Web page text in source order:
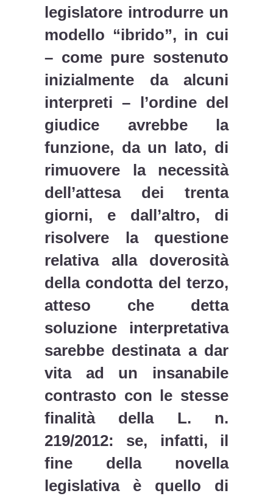
legislatore introdurre un
modello “ibrido”, in cui
– come pure sostenuto
inizialmente da alcuni
interpreti – l’ordine del
giudice avrebbe la
funzione, da un lato, di
rimuovere la necessità
dell’attesa dei trenta
giorni, e dall’altro, di
risolvere la questione
relativa alla doverosità
della condotta del terzo,
atteso che detta
soluzione interpretativa
sarebbe destinata a dar
vita ad un insanabile
contrasto con le stesse
finalità della L. n.
219/2012: se, infatti, il
fine della novella
legislativa è quello di